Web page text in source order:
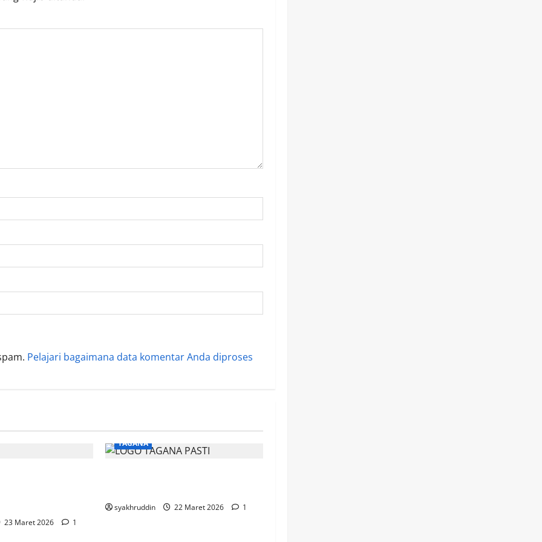
Pelajari bagaimana data komentar Anda diproses
23 Maret 2026 1
TAGANA
syakhruddin 22 Maret 2026 1